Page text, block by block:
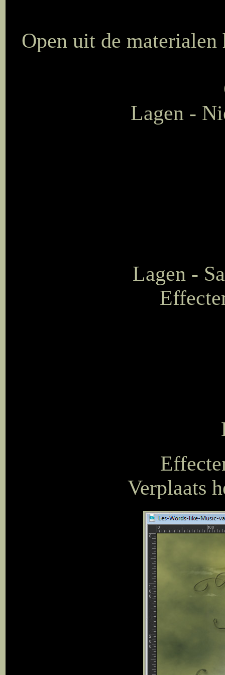
Open uit de
Lagen -
Lagen -
Verplaats